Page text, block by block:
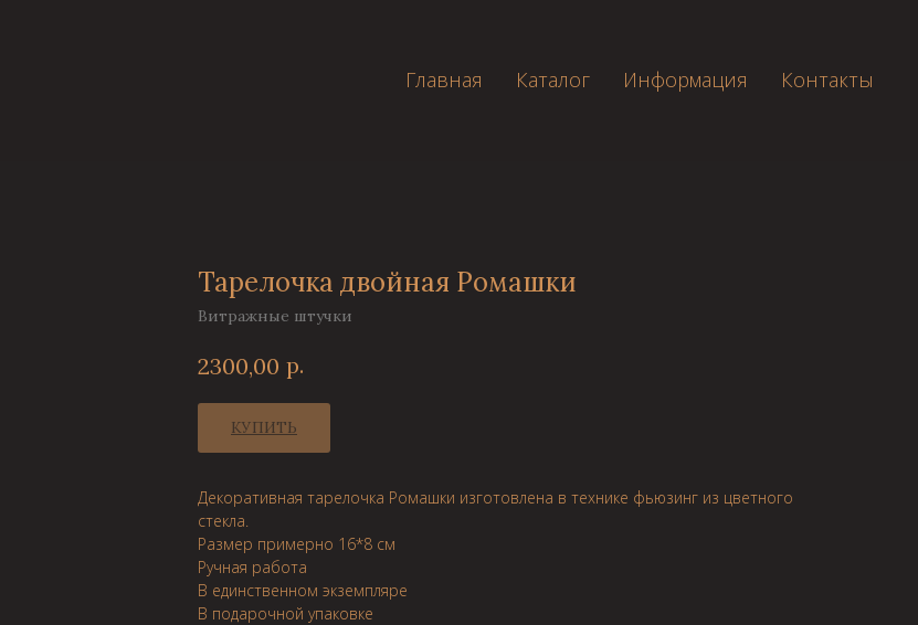
Главная Каталог Информация Контакты
Тарелочка двойная Ромашки
Витражные штучки
2300,00 р.
КУПИТЬ
Декоративная тарелочка Ромашки изготовлена в технике фьюзинг из цветного
стекла.
Размер примерно 16*8 см
Ручная работа
В единственном экземпляре
В подарочной упаковке